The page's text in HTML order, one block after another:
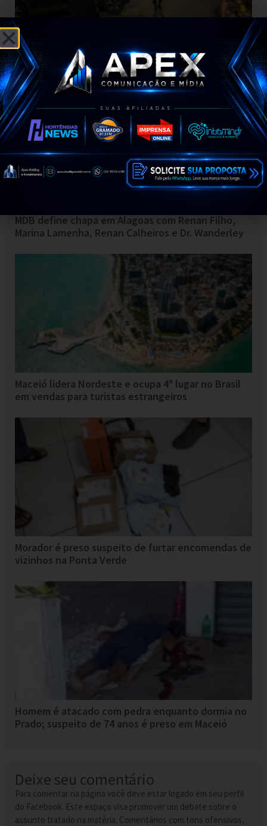
OPLIT fiscaliza flanelinhas em Maceió após
denúncias de extorsão
MDB define chapa em Alagoas com Renan Filho,
Marina Lamenha, Renan Calheiros e Dr. Wanderley
Maceió lidera Nordeste e ocupa 4º lugar no Brasil
em vendas para turistas estrangeiros
Morador é preso suspeito de furtar encomendas de
vizinhos na Ponta Verde
Homem é atacado com pedra enquanto dormia no
Prado; suspeito de 74 anos é preso em Maceió
Deixe seu comentário
Para comentar na página você deve estar logado em seu perfil
do Facebook. Este espaço visa promover um debate sobre o
assunto tratado na matéria. Comentários com tons ofensivos,